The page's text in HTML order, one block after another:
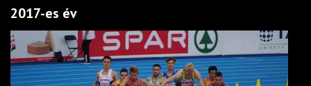
2017-es év